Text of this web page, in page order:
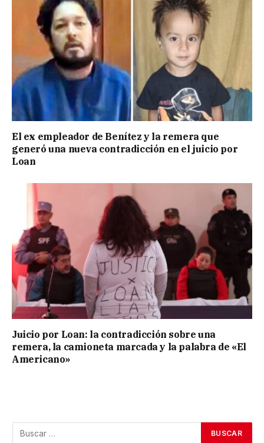
El ex empleador de Benítez y la remera que
generó una nueva contradicción en el juicio por
Loan
Juicio por Loan: la contradicción sobre una
remera, la camioneta marcada y la palabra de «El
Americano»